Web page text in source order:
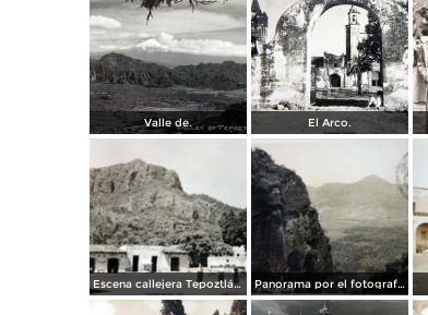
Valle de. El Arco.
Escena callejera Tepoztlán, Morelos 1956. Panorama por el fotografo Hugo Brehme ( Fechada el dia 1 de Marzo de 1935 ) .